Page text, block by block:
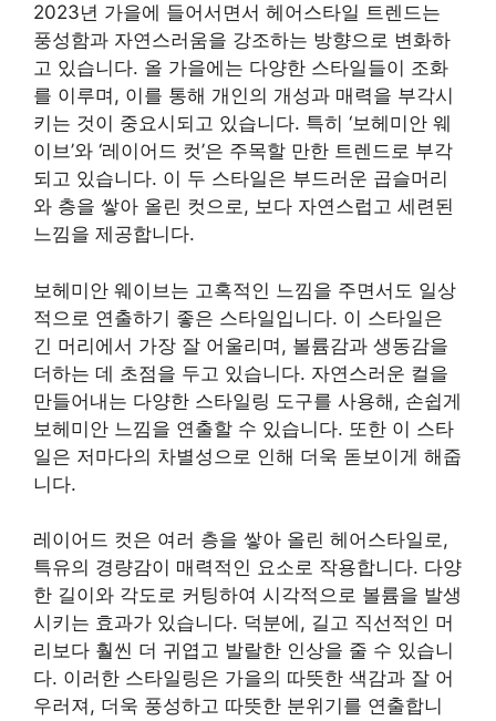
2023년 가을에 들어서면서 헤어스타일 트렌드는
풍성함과 자연스러움을 강조하는 방향으로 변화하
고 있습니다. 올 가을에는 다양한 스타일들이 조화
를 이루며, 이를 통해 개인의 개성과 매력을 부각시
키는 것이 중요시되고 있습니다. 특히 ‘보헤미안 웨
이브’와 ‘레이어드 컷’은 주목할 만한 트렌드로 부각
되고 있습니다. 이 두 스타일은 부드러운 곱슬머리
와 층을 쌓아 올린 컷으로, 보다 자연스럽고 세련된
느낌을 제공합니다.
보헤미안 웨이브는 고혹적인 느낌을 주면서도 일상
적으로 연출하기 좋은 스타일입니다. 이 스타일은
긴 머리에서 가장 잘 어울리며, 볼륨감과 생동감을
더하는 데 초점을 두고 있습니다. 자연스러운 컬을
만들어내는 다양한 스타일링 도구를 사용해, 손쉽게
보헤미안 느낌을 연출할 수 있습니다. 또한 이 스타
일은 저마다의 차별성으로 인해 더욱 돋보이게 해줍
니다.
레이어드 컷은 여러 층을 쌓아 올린 헤어스타일로,
특유의 경량감이 매력적인 요소로 작용합니다. 다양
한 길이와 각도로 커팅하여 시각적으로 볼륨을 발생
시키는 효과가 있습니다. 덕분에, 길고 직선적인 머
리보다 훨씬 더 귀엽고 발랄한 인상을 줄 수 있습니
다. 이러한 스타일링은 가을의 따뜻한 색감과 잘 어
우러져, 더욱 풍성하고 따뜻한 분위기를 연출합니